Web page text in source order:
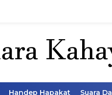
Handep Hapakat Suara